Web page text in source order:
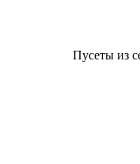
Пусеты из